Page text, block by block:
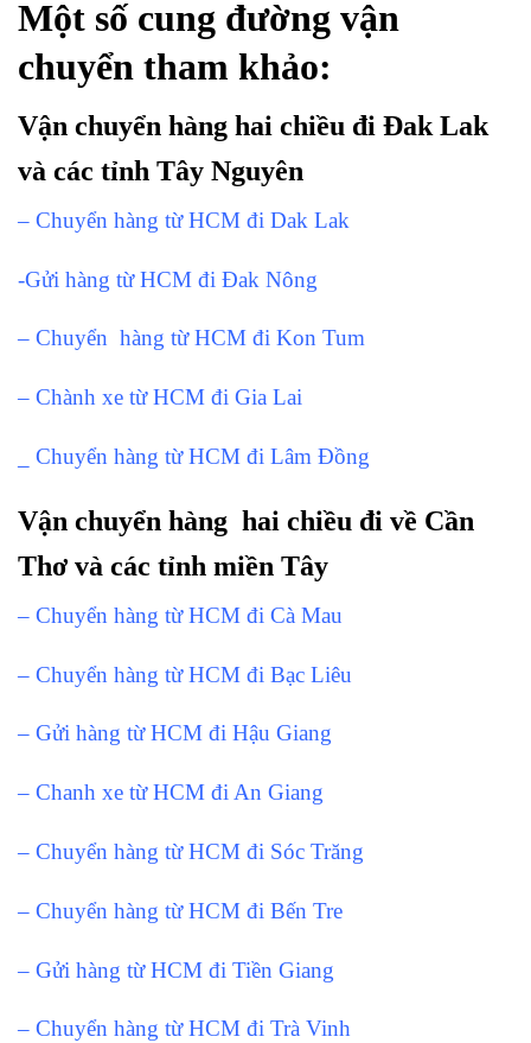
Một số cung đường vận
chuyển tham khảo:
Vận chuyển hàng hai chiều đi Đak Lak
và các tỉnh Tây Nguyên
– Chuyển hàng từ HCM đi Dak Lak
-Gửi hàng từ HCM đi Đak Nông
– Chuyển hàng từ HCM đi Kon Tum
– Chành xe từ HCM đi Gia Lai
_ Chuyển hàng từ HCM đi Lâm Đồng
Vận chuyển hàng hai chiều đi về Cần
Thơ và các tỉnh miền Tây
– Chuyển hàng từ HCM đi Cà Mau
– Chuyển hàng từ HCM đi Bạc Liêu
– Gửi hàng từ HCM đi Hậu Giang
– Chanh xe từ HCM đi An Giang
– Chuyển hàng từ HCM đi Sóc Trăng
– Chuyển hàng từ HCM đi Bến Tre
– Gửi hàng từ HCM đi Tiền Giang
– Chuyển hàng từ HCM đi Trà Vinh